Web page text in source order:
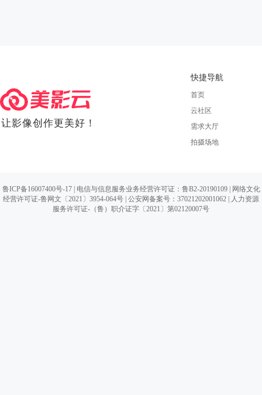
让影像创作更美好！
快捷导航
首页
云社区
需求大厅
拍摄场地
鲁ICP备16007400号-17| 电信与信息服务业务经营许可证：鲁B2-20190109 |
网络文化
经营许可证-鲁网文〔2021〕3954-064号 公安网备案号：37021202001062 | 人力资源
服务许可证-（鲁）职介证字〔2021〕第02120007号